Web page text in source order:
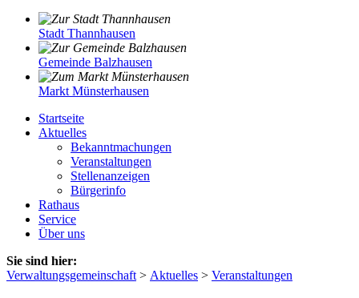
Stadt Thannhausen
Gemeinde Balzhausen
Markt Münsterhausen
Startseite
Aktuelles
Bekanntmachungen
Veranstaltungen
Stellenanzeigen
Bürgerinfo
Rathaus
Service
Über uns
Sie sind hier:
Verwaltungsgemeinschaft > Aktuelles > Veranstaltungen